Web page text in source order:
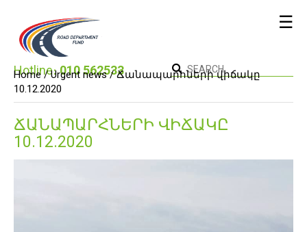
☰
Hotline։010 562533
Home / Urgent news / Ճանապարհների վիճակը
10.12.2020
ՃԱՆԱՊԱՐՀՆԵՐԻ ՎԻՃԱԿԸ
10.12.2020